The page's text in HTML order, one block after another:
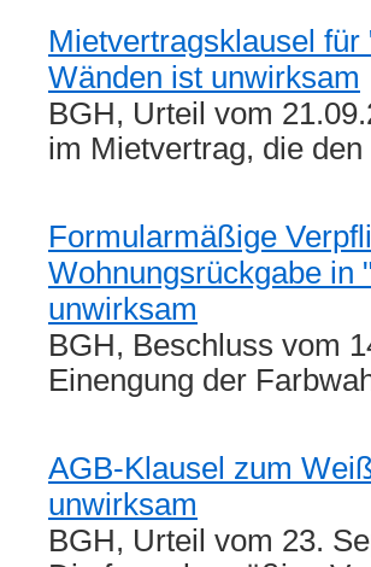
Mietvertragsklausel
Wänden ist unwirksam
BGH, Urteil vom
im Mietvertrag, die
Formularmäßige
Wohnungsrückgabe in
unwirksam
BGH, Beschluss vom
Einengung der
AGB-Klausel zum
unwirksam
BGH, Urteil vom 23.